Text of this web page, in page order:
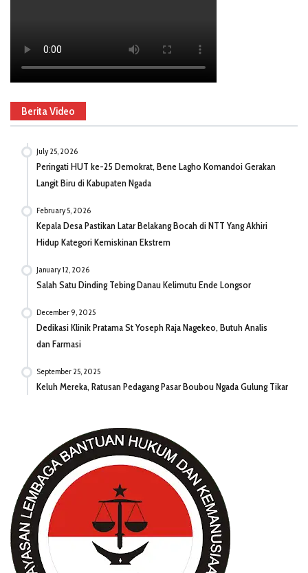
Berita Video
July 25, 2026
Peringati HUT ke-25 Demokrat, Bene Lagho Komandoi Gerakan
Langit Biru di Kabupaten Ngada
February 5, 2026
Kepala Desa Pastikan Latar Belakang Bocah di NTT Yang Akhiri
Hidup Kategori Kemiskinan Ekstrem
January 12, 2026
Salah Satu Dinding Tebing Danau Kelimutu Ende Longsor
December 9, 2025
Dedikasi Klinik Pratama St Yoseph Raja Nagekeo, Butuh Analis
dan Farmasi
September 25, 2025
Keluh Mereka, Ratusan Pedagang Pasar Boubou Ngada Gulung Tikar